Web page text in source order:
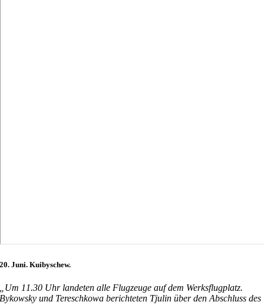
20. Juni. Kuibyschew.
„Um 11.30 Uhr landeten alle Flugzeuge auf dem Werksflugplatz.
Bykowsky und Tereschkowa berichteten Tjulin über den Abschluss des